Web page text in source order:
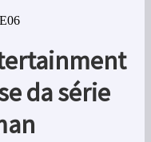
da série